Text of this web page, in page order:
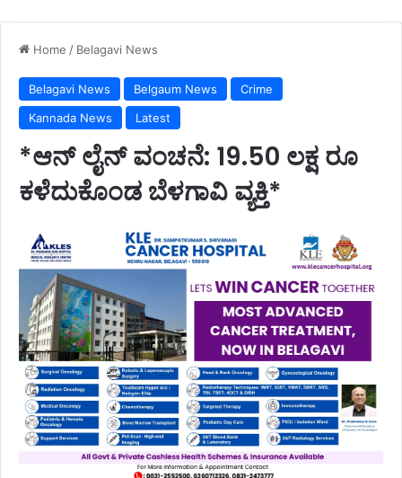
Home / Belagavi News
Belagavi News Belgaum News
Crime
Kannada News
Latest
*ಆನ್ ಲೈನ್ ವಂಚನೆ: 19.50 ಲಕ್ಷ ರೂ
ಕಳೆದುಕೊಂಡ ಬೆಳಗಾವಿ ವ್ಯಕ್ತಿ*